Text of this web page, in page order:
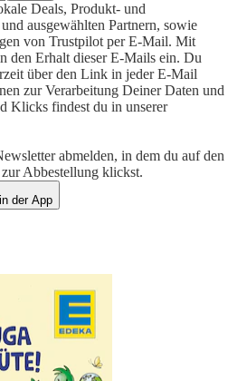
Deals, Produkt- und
ausgewählten Partnern, sowie
von Trustpilot per E-Mail. Mit
den Erhalt dieser E-Mails ein. Du
über den Link in jeder E-Mail
zur Verarbeitung Deiner Daten und
Klicks findest du in unserer
abmelden, in dem du auf den
Abbestellung klickst.
der App